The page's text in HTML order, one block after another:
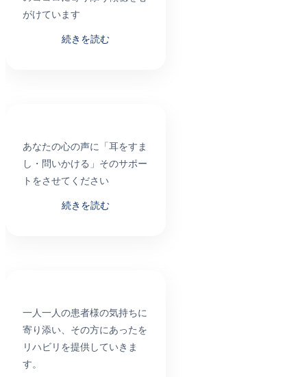
がけています
続きを読む
あなたの心の声に「耳をすま
し・問いかける」そのサポー
トをさせてください
続きを読む
一人一人の患者様の気持ちに
寄り添い、その方にあったを
リハビリを提供していきま
す。